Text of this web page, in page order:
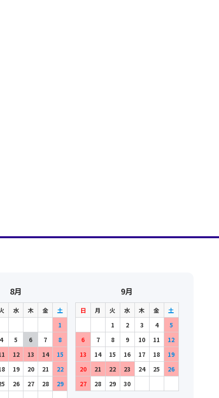
8月
水 木 金
土
1
4
5 6 7
8
12 13 14
15
19 20 21
22
26 27 28 29
9月
日 月 火 水 木 金
土
1
2 3 4
5
6
7 8 9 10 11
12
13
14 15 16 17 18
19
20
21 22 23 24 25
26
27
28 29 30